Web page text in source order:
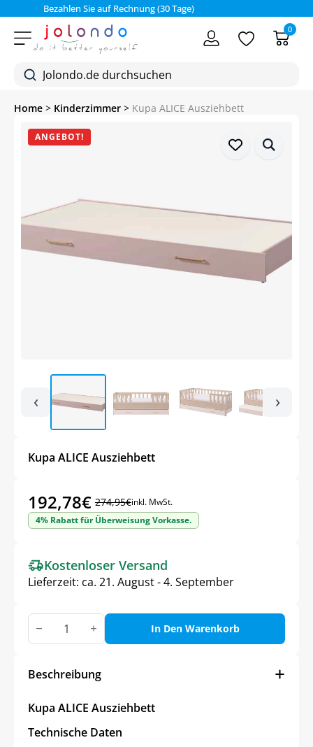
Bezahlen Sie auf Rechnung (30 Tage)
0
Home > Kinderzimmer > Kupa ALICE Ausziehbett
ANGEBOT!
‹ ›
Kupa ALICE Ausziehbett
274,95€
Ursprünglicher
Preis
274,95€
192,78€
Aktueller
Preis
192,78€.
inkl. MwSt.
4% Rabatt für Überweisung Vorkasse.
Kostenloser Versand
Lieferzeit: ca. 21. August - 4. September
Kupa
ALICE
Ausziehbett
In Den Warenkorb
Beschreibung
Kupa ALICE Ausziehbett
Technische Daten